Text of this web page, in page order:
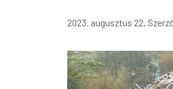
2023. augusztus 22.